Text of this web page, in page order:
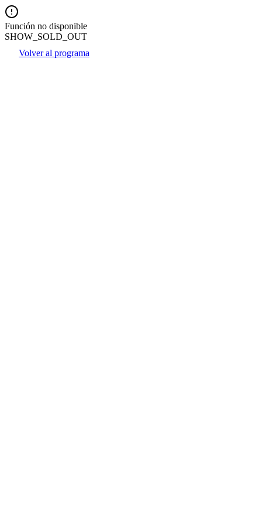
Función no disponible
SHOW_SOLD_OUT
Volver al programa